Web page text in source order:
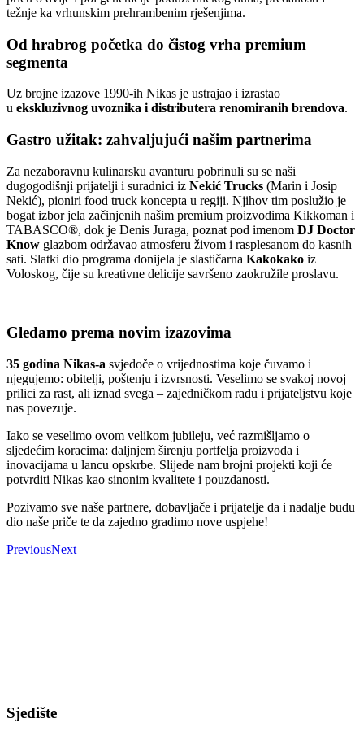
težnje ka vrhunskim prehrambenim rješenjima.
Od hrabrog početka do čistog vrha premium
segmenta
Uz brojne izazove 1990-ih Nikas je ustrajao i izrastao
u ekskluzivnog uvoznika i distributera renomiranih brendova.
Gastro užitak: zahvaljujući našim partnerima
Za nezaboravnu kulinarsku avanturu pobrinuli su se naši
dugogodišnji prijatelji i suradnici iz Nekić Trucks (Marin i Josip
Nekić), pioniri food truck koncepta u regiji. Njihov tim poslužio je
bogat izbor jela začinjenih našim premium proizvodima Kikkoman i
TABASCO®, dok je Denis Juraga, poznat pod imenom DJ Doctor
Know glazbom održavao atmosferu živom i rasplesanom do kasnih
sati. Slatki dio programa donijela je slastičarna Kakokako iz
Voloskog, čije su kreativne delicije savršeno zaokružile proslavu.
Gledamo prema novim izazovima
35 godina Nikas-a svjedoče o vrijednostima koje čuvamo i
njegujemo: obitelji, poštenju i izvrsnosti. Veselimo se svakoj novoj
prilici za rast, ali iznad svega – zajedničkom radu i prijateljstvu koje
nas povezuje.
Iako se veselimo ovom velikom jubileju, već razmišljamo o
sljedećim koracima: daljnjem širenju portfelja proizvoda i
inovacijama u lancu opskrbe. Slijede nam brojni projekti koji će
potvrditi Nikas kao sinonim kvalitete i pouzdanosti.
Pozivamo sve naše partnere, dobavljače i prijatelje da i nadalje budu
dio naše priče te da zajedno gradimo nove uspjehe!
PreviousNext
Sjedište